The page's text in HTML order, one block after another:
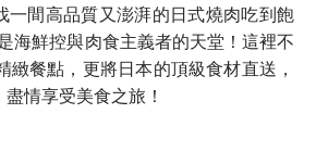
一間高品質又澎湃的日式燒肉吃到飽
海鮮控與肉食主義者的天堂！這裡不
緻餐點，更將日本的頂級食材直送，
情享受美食之旅！